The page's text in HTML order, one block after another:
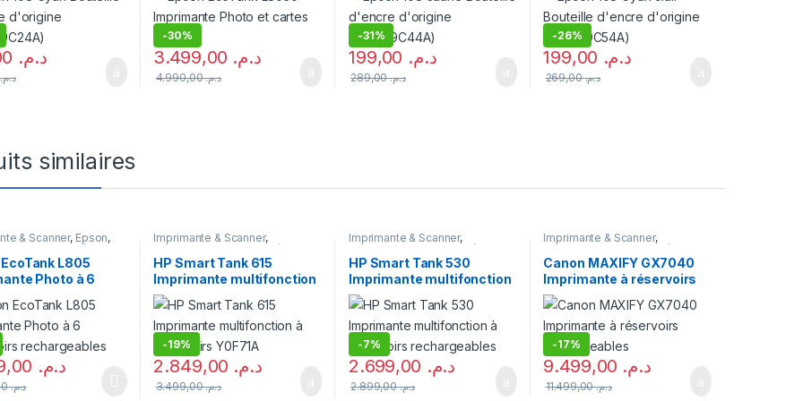
د.م.
د.م.
-30%
د.م.
د.م.4.990,00
-31%
د.م.
د.م.289,00
-26%
د.م.
د.م.269,00
similaires
& Scanner, Epson,
Imprimante à
rechargeables,
Jet d'encre,
ventes
L805
Photo à 6
rechargeables
د.م.
د.م.3.699,00
Imprimante & Scanner,
Imprimante
Imprimante à
réservoirs rechargeables
Multifonction Jet d'encre
HP Smart Tank 615
Imprimante multifonction
à réservoirs Y0F71A
-19%
د.م.
د.م.3.499,00
Imprimante & Scanner,
Imprimante
Imprimante à
réservoirs rechargeables
Multifonction Jet d'encre
HP Smart Tank 530
Imprimante multifonction
à réservoirs
rechargeables
-7%
د.م.
د.م.2.899,00
Imprimante & Scanner,
Imprimante
Imprimante à
réservoirs rechargeables,
Multifonction Jet d'encre
Canon MAXIFY GX7040
Imprimante à réservoirs
rechargeables
-17%
د.م.
د.م.11.499,00